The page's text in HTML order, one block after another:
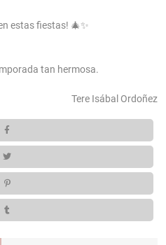
estas fiestas! 🎄✨
tan hermosa.
Tere Isábal Ordoñez